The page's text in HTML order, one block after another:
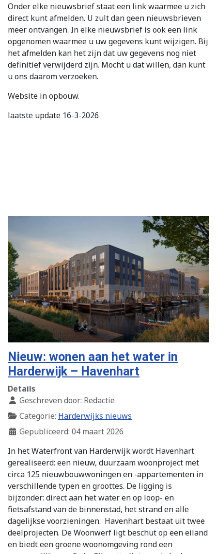
Onder elke nieuwsbrief staat een link waarmee u zich
direct kunt afmelden. U zult dan geen nieuwsbrieven
meer ontvangen. In elke nieuwsbrief is ook een link
opgenomen waarmee u uw gegevens kunt wijzigen. Bij
het afmelden kan het zijn dat uw gegevens nog niet
definitief verwijderd zijn. Mocht u dat willen, dan kunt
u ons daarom verzoeken.
Website in opbouw.
laatste update 16-3-2026
Nieuw: wonen aan het water in
Harderwijk – Havenhart
Details
Geschreven door: Redactie
Categorie: Harderwijks nieuws
Gepubliceerd: 04 maart 2026
In het Waterfront van Harderwijk wordt Havenhart
gerealiseerd: een nieuw, duurzaam woonproject met
circa 125 nieuwbouwwoningen en -appartementen in
verschillende typen en groottes. De ligging is
bijzonder: direct aan het water en op loop- en
fietsafstand van de binnenstad, het strand en alle
dagelijkse voorzieningen. Havenhart bestaat uit twee
deelprojecten. De Woonwerf ligt beschut op een eiland
en biedt een groene woonomgeving rond een